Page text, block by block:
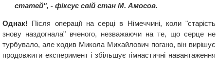
статей", - фіксує свій стан М. Амосов.
Однак! Після операції на серці в Німеччині, коли "старість
знову наздогнала" вченого, незважаючи на те, що серце не
турбувало, але ходив Микола Михайлович погано, він вирішує
продовжити експеримент і збільшує гімнастичні навантаження